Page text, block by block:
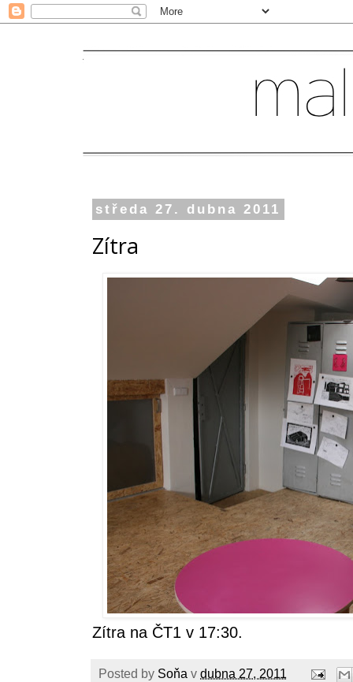
středa 27. dubna 2011
Zítra
Zítra na ČT1 v 17:30.
Posted by Soňa v dubna 27, 2011